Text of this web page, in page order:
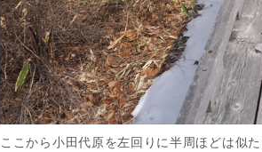
ここから小田代原を左回りに半周ほどは似